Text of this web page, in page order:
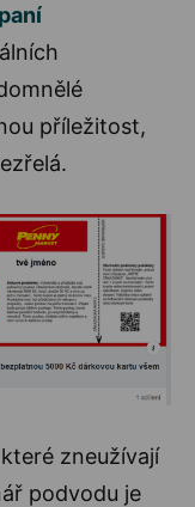
příležitost,
zneužívají
podvodu je